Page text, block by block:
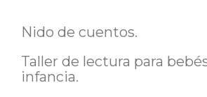
Nido de cuentos.
Taller de lectura para bebés
infancia.